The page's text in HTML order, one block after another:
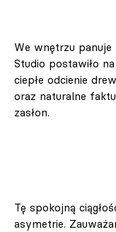
We wnętrzu panuje
Studio postawiło
ciepłe odcienie
oraz naturalne
zasłon.
Tę spokojną
asymetrie.